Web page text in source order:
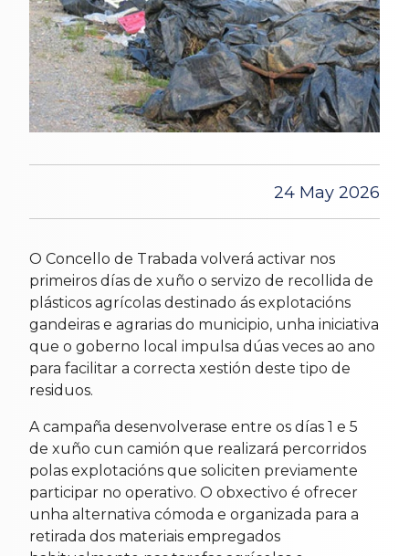
24 May 2026
O Concello de Trabada volverá activar nos
primeiros días de xuño o servizo de recollida de
plásticos agrícolas destinado ás explotacións
gandeiras e agrarias do municipio, unha iniciativa
que o goberno local impulsa dúas veces ao ano
para facilitar a correcta xestión deste tipo de
residuos.
A campaña desenvolverase entre os días 1 e 5
de xuño cun camión que realizará percorridos
polas explotacións que soliciten previamente
participar no operativo. O obxectivo é ofrecer
unha alternativa cómoda e organizada para a
retirada dos materiais empregados